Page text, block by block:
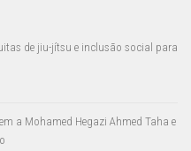
de jiu-jítsu e inclusão social para
a Mohamed Hegazi Ahmed Taha e